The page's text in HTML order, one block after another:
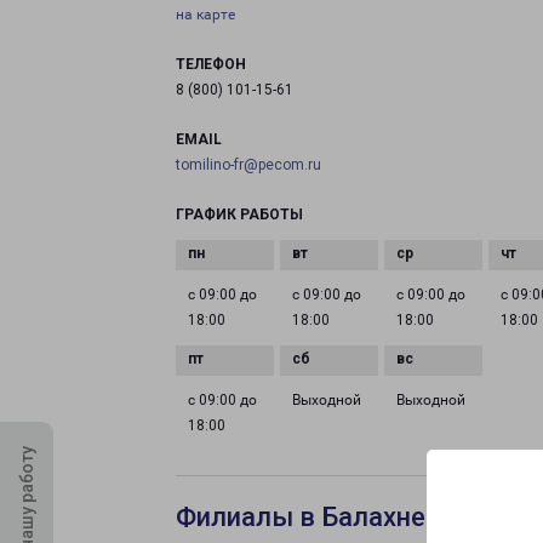
на карте
ТЕЛЕФОН
8 (800) 101-15-61
EMAIL
tomilino-fr@pecom.ru
ГРАФИК РАБОТЫ
с 09:00 до
18:00
с 09:00 до
18:00
с 09:00 до
18:00
с
18:00
с 09:00 до
18:00
Выходной Выходной
Филиалы в Балахне